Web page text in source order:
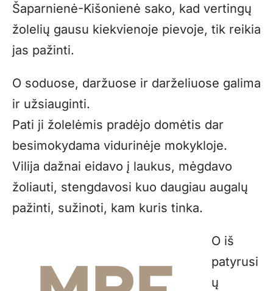
Šaparnienė-Kišonienė sako, kad vertingų
žolelių gausu kiekvienoje pievoje, tik reikia
jas pažinti.
O soduose, daržuose ir darželiuose galima
ir užsiauginti.
Pati ji žolelėmis pradėjo domėtis dar
besimokydama vidurinėje mokykloje.
Vilija dažnai eidavo į laukus, mėgdavo
žoliauti, stengdavosi kuo daugiau augalų
pažinti, sužinoti, kam kuris tinka.
O iš
patyrusi
ų